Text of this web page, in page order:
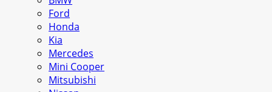
Ford
Honda
Kia
Mercedes
Mini Cooper
Mitsubishi